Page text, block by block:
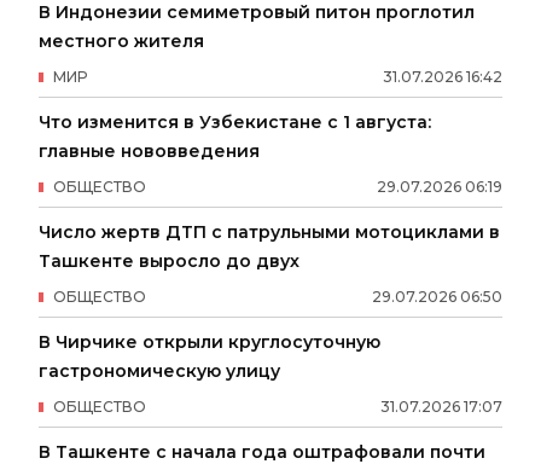
В Индонезии семиметровый питон проглотил
местного жителя
31.07.2026 16:42
МИР
Что изменится в Узбекистане с 1 августа:
главные нововведения
29.07.2026 06:19
ОБЩЕСТВО
Число жертв ДТП с патрульными мотоциклами в
Ташкенте выросло до двух
29.07.2026 06:50
ОБЩЕСТВО
В Чирчике открыли круглосуточную
гастрономическую улицу
31.07.2026 17:07
ОБЩЕСТВО
В Ташкенте с начала года оштрафовали почти